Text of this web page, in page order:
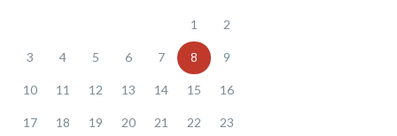
1 2
3 4 5 6 7 8 9
10 11 12 13 14 15 16
17 18 19 20 21 22 23